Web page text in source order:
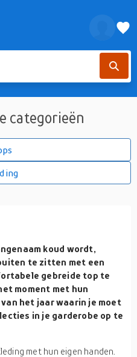
categorieën
koud wordt,
te zitten met een
gebreide top te
moment met hun
het jaar waarin je moet
in je garderobe op te
met hun eigen handen.